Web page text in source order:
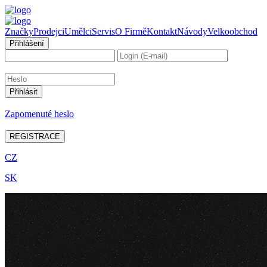
ZnačkyProdejciUmělciServisO FirměKontaktNávodyVelkoobchod
Přihlášení
Zapomenuté heslo
REGISTRACE
CZ
SK